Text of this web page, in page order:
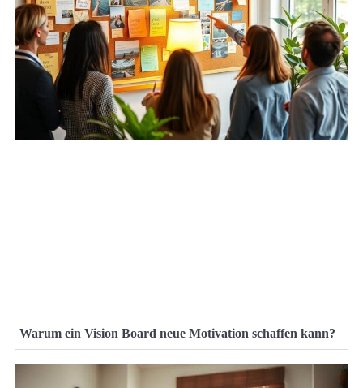
Warum ein Vision Board neue Motivation schaffen kann?